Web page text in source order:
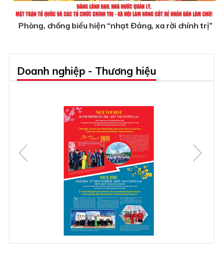
Phòng, chống biểu hiện “nhạt Ðảng, xa rời chính trị”
Doanh nghiệp - Thương hiệu